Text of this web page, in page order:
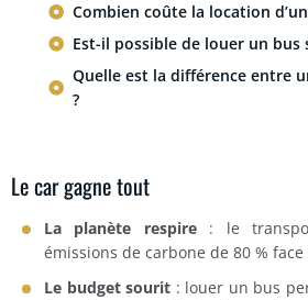
Combien coûte la location
Est-il possible de louer un bus
Quelle est la différence entre
?
Le car gagne tout
La planète respire: le
émissions de carbone de 80 %
Le budget sourit : louer un bus